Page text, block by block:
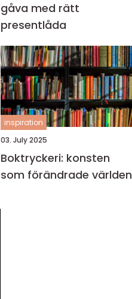
gåva med rätt
presentlåda
inspiration
03. July 2025
Boktryckeri: konsten
som förändrade världen